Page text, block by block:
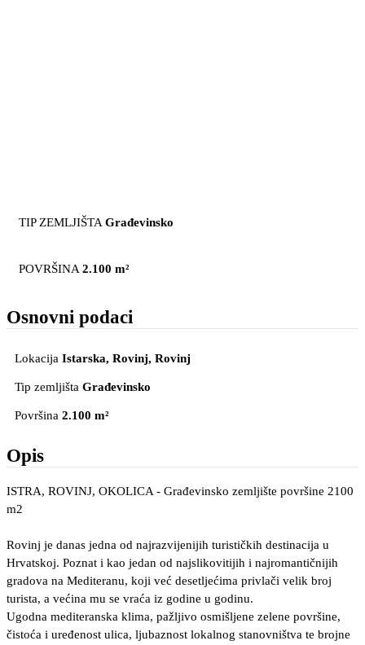
TIP ZEMLJIŠTA Građevinsko
POVRŠINA 2.100 m²
Osnovni podaci
Lokacija Istarska, Rovinj, Rovinj
Tip zemljišta Građevinsko
Površina 2.100 m²
Opis
ISTRA, ROVINJ, OKOLICA - Građevinsko zemljište površine 2100
m2
Rovinj je danas jedna od najrazvijenijih turističkih destinacija u
Hrvatskoj. Poznat i kao jedan od najslikovitijih i najromantičnijih
gradova na Mediteranu, koji već desetljećima privlači velik broj
turista, a većina mu se vraća iz godine u godinu.
Ugodna mediteranska klima, pažljivo osmišljene zelene površine,
čistoća i uređenost ulica, ljubaznost lokalnog stanovništva te brojne